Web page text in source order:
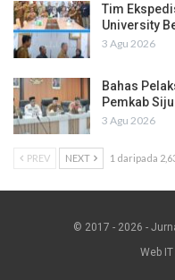
Tim
University
3 Agu 2026
Bahas
Pemkab
3 Agu 2026
PREV NEXT 1 daripada
© 2017 - 2026 -
Web IT